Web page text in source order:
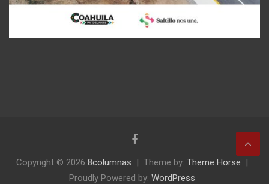
Copyright © 2026 8columnas Theme by: Theme Horse
Proudly Powered by: WordPress